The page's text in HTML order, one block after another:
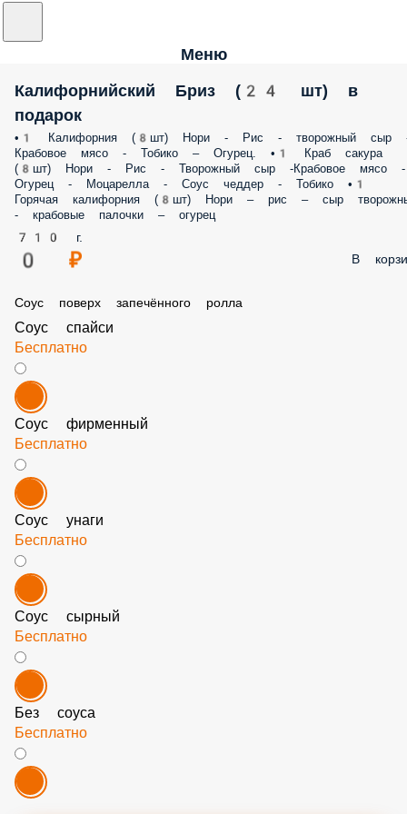
Меню
Калифорнийский Бриз (24 шт) в
подарок
•1 Калифорния (8шт) Нори - Рис - творожный сыр
Крабовое мясо - Тобико – Огурец. •1 Краб сакура
(8шт) Нори - Рис - Творожный сыр -Крабовое мясо -
Огурец - Моцарелла - Соус чеддер - Тобико •1
Горячая калифорния (8шт) Нори – рис – сыр
- крабовые палочки – огурец
710 г.
0 ₽ В
Соус поверх запечённого ролла
Соус спайси
Бесплатно
Соус фирменный
Бесплатно
Соус унаги
Бесплатно
Соус сырный
Бесплатно
Без соуса
Бесплатно